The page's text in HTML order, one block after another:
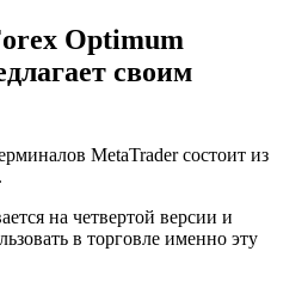
Optimum
своим
MetaTrader состоит из
на четвертой версии и
в торговле именно эту